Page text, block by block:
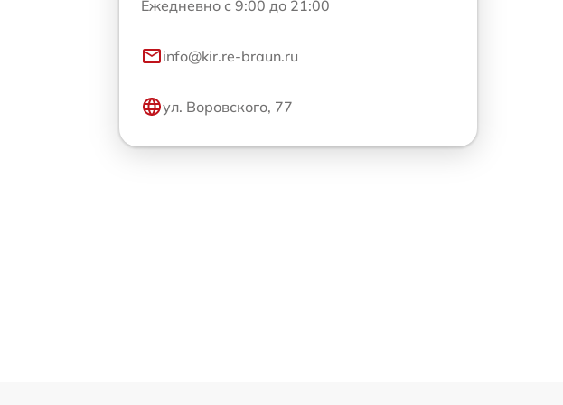
Ежедневно с 9:00 до 21:00
info@kir.re-braun.ru
ул. Воровского, 77